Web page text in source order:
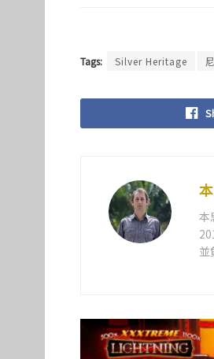
Tags: Silver Heritage
本
並